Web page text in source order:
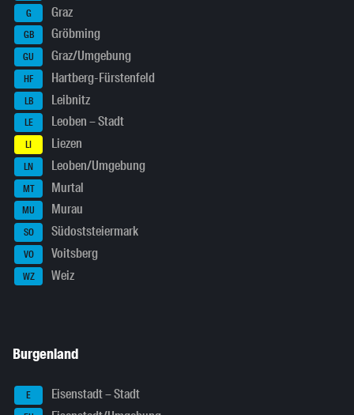
G Graz
GB Gröbming
GU Graz/Umgebung
HF Hartberg-Fürstenfeld
LB Leibnitz
LE Leoben – Stadt
LI Liezen
LN Leoben/Umgebung
MT Murtal
MU Murau
SO Südoststeiermark
VO Voitsberg
WZ Weiz
Burgenland
E Eisenstadt – Stadt